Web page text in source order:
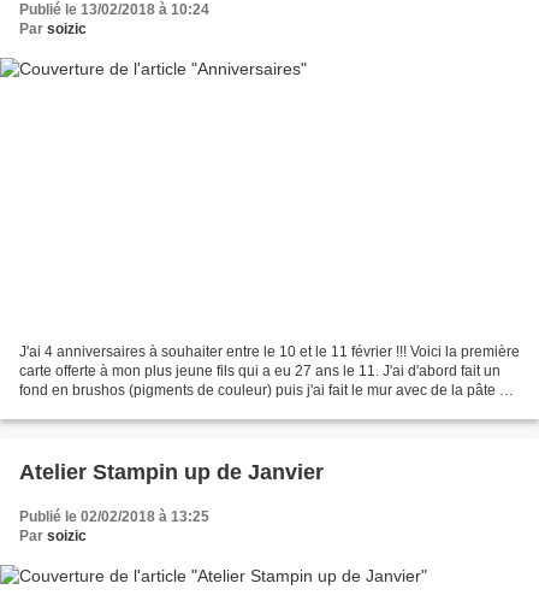
Publié le 13/02/2018 à 10:24
Par soizic
J'ai 4 anniversaires à souhaiter entre le 10 et le 11 février !!! Voici la première
carte offerte à mon plus jeune fils qui a eu 27 ans le 11. J'ai d'abord fait un
fond en brushos (pigments de couleur) puis j'ai fait le mur avec de la pâte à
Atelier Stampin up de Janvier
Publié le 02/02/2018 à 13:25
Par soizic